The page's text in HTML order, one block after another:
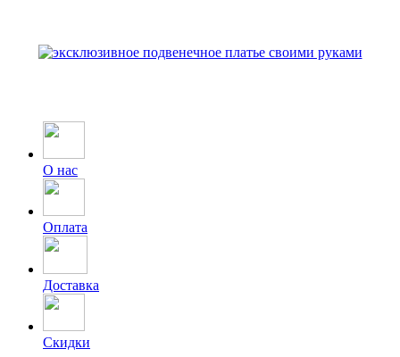
О нас
Оплата
Доставка
Скидки